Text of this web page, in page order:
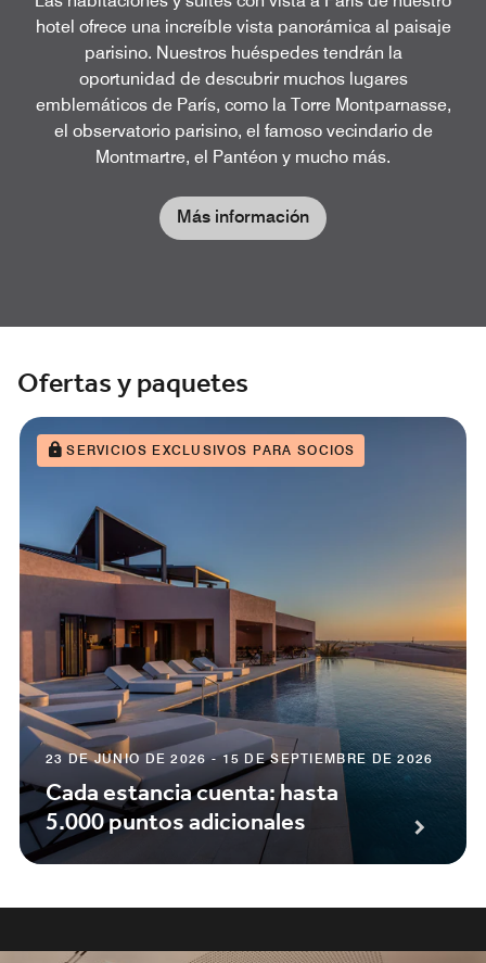
hotel ofrece una increíble vista panorámica al paisaje
parisino. Nuestros huéspedes tendrán la
oportunidad de descubrir muchos lugares
emblemáticos de París, como la Torre Montparnasse,
el observatorio parisino, el famoso vecindario de
Montmartre, el Pantéon y mucho más.
Más información
Ofertas y paquetes
SERVICIOS EXCLUSIVOS PARA SOCIOS
23 DE JUNIO DE 2026 - 15 DE SEPTIEMBRE DE 2026
Cada estancia cuenta: hasta
5.000 puntos adicionales